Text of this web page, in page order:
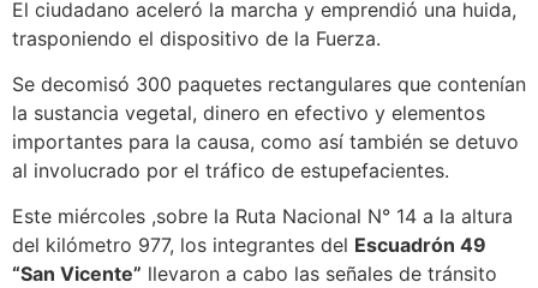
El ciudadano aceleró la marcha y emprendió una huida,
trasponiendo el dispositivo de la Fuerza.
Se decomisó 300 paquetes rectangulares que contenían
la sustancia vegetal, dinero en efectivo y elementos
importantes para la causa, como así también se detuvo
al involucrado por el tráfico de estupefacientes.
Este miércoles ,sobre la Ruta Nacional N° 14 a la altura
del kilómetro 977, los integrantes del Escuadrón 49
“San Vicente” llevaron a cabo las señales de tránsito